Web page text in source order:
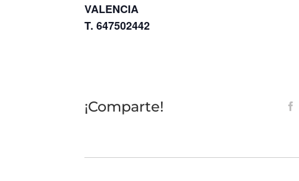
VALENCIA
T. 647502442
¡Comparte!